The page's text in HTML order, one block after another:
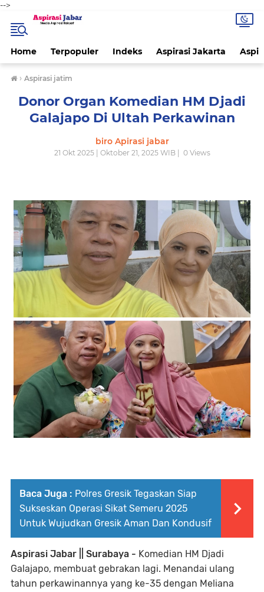
-->
Home Terpopuler Indeks Aspirasi Jakarta
› Aspirasi jatim
Donor Organ Komedian HM Djadi
Galajapo Di Ultah Perkawinan
biro Apirasi jabar
21 Okt 2025 | Oktober 21, 2025 WIB | 0Views
Baca Juga : Polres Gresik Tegaskan Siap
Sukseskan Operasi Sikat Semeru 2025
Untuk Wujudkan Gresik Aman Dan Kondusif
Aspirasi Jabar || Surabaya - Komedian HM Djadi
Galajapo, membuat gebrakan lagi. Menandai ulang
tahun perkawinannya yang ke-35 dengan Meliana